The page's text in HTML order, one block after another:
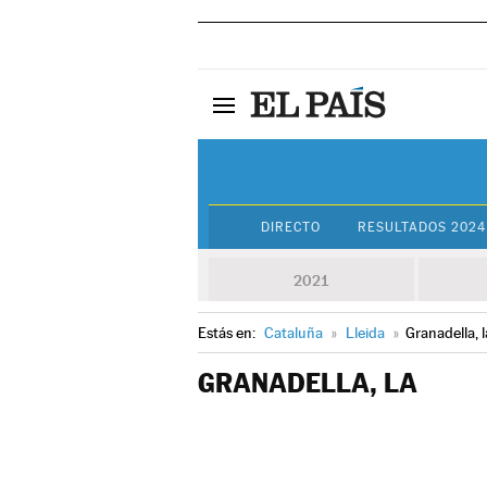
DIRECTO RESULTADOS 2024
2021
Estás en: Cataluña » Lleida » Granadella,
GRANADELLA, LA